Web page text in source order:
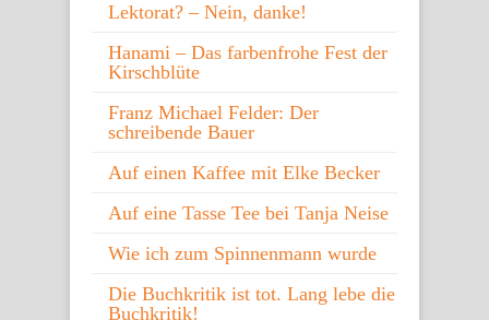
Lektorat? – Nein, danke!
Hanami – Das farbenfrohe Fest der
Kirschblüte
Franz Michael Felder: Der
schreibende Bauer
Auf einen Kaffee mit Elke Becker
Auf eine Tasse Tee bei Tanja Neise
Wie ich zum Spinnenmann wurde
Die Buchkritik ist tot. Lang lebe die
Buchkritik!